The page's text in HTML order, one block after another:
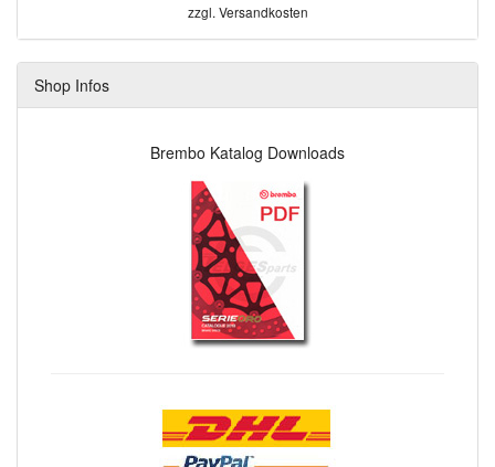
zzgl. Versandkosten
Shop Infos
Brembo Katalog Downloads